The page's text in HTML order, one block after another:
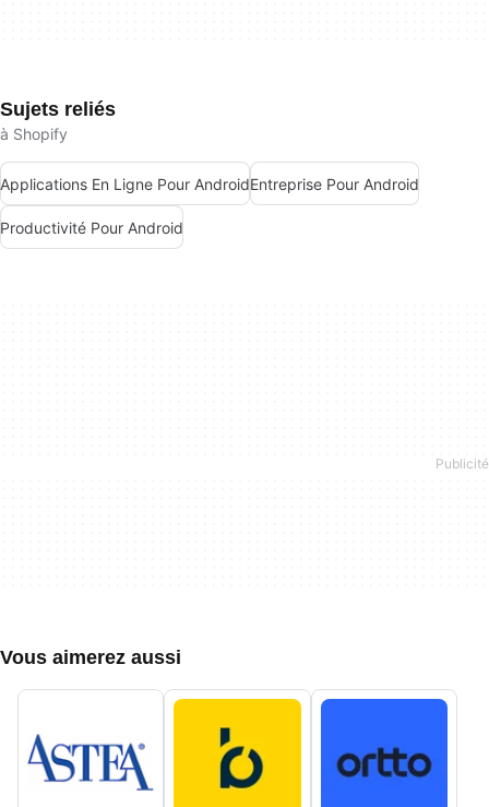
Sujets reliés
à Shopify
Applications En Ligne Pour AndroidEntreprise Pour Android
Productivité Pour Android
Vous aimerez aussi